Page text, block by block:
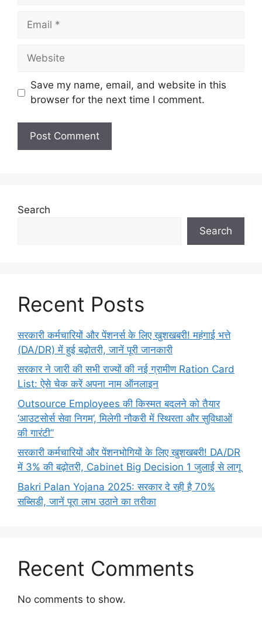
Email
Website
Save my name, email, and website in this
browser for the next time I comment.
Search
Search
Recent Posts
सरकारी कर्मचारियों और पेंशनर्स के लिए खुशखबरी! महंगाई भत्ते
(DA/DR) में हुई बढ़ोतरी, जानें पूरी जानकारी
सरकार ने जारी की सभी राज्यों की नई ग्रामीण Ration Card
List: ऐसे चेक करें अपना नाम ऑनलाइन
Outsource Employees की किस्मत बदलने को तैयार
‘आउटसोर्स सेवा निगम’, मिलेगी नौकरी में स्थिरता और सुविधाओं
की गारंटी”
सरकारी कर्मचारियों और पेंशनभोगियों के लिए खुशखबरी! DA/DR
में 3% की बढ़ोतरी, Cabinet Big Decision 1 जुलाई से लागू
Bakri Palan Yojana 2025: सरकार दे रही है 70%
सब्सिडी, जानें पूरा लाभ उठाने का तरीका
Recent Comments
No comments to show.